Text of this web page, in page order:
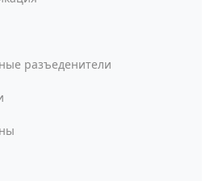
разъеденители